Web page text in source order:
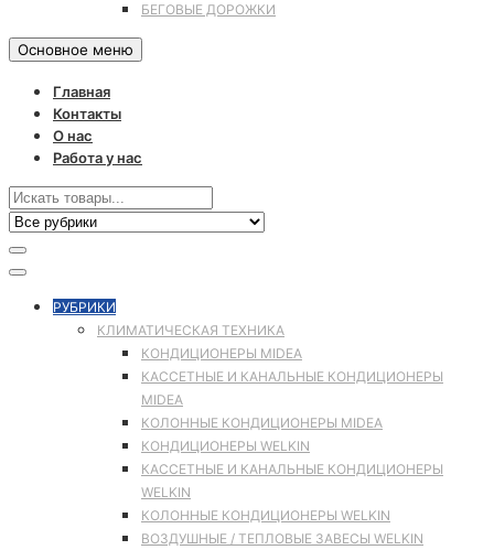
БЕГОВЫЕ ДОРОЖКИ
Основное меню
Главная
Контакты
О нас
Работа у нас
РУБРИКИ
КЛИМАТИЧЕСКАЯ ТЕХНИКА
КОНДИЦИОНЕРЫ MIDEA
КАССЕТНЫЕ И КАНАЛЬНЫЕ КОНДИЦИОНЕРЫ
MIDEA
КОЛОННЫЕ КОНДИЦИОНЕРЫ MIDEA
КОНДИЦИОНЕРЫ WELKIN
КАССЕТНЫЕ И КАНАЛЬНЫЕ КОНДИЦИОНЕРЫ
WELKIN
КОЛОННЫЕ КОНДИЦИОНЕРЫ WELKIN
ВОЗДУШНЫЕ / ТЕПЛОВЫЕ ЗАВЕСЫ WELKIN